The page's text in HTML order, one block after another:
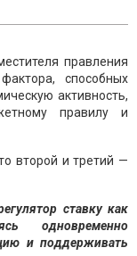
правления
способных
активность,
правилу и
второй и третий —
ставку как
одновременно
и поддерживать